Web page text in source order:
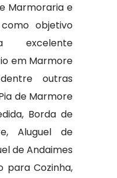
Marmoraria e
objetivo
excelente
em Marmore
outras
de Marmore
Borda de
Aluguel de
de Andaimes
para Cozinha,